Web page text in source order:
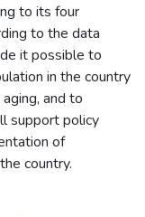
to its four
to the data
it possible to
in the country
and to
support policy
of
country.